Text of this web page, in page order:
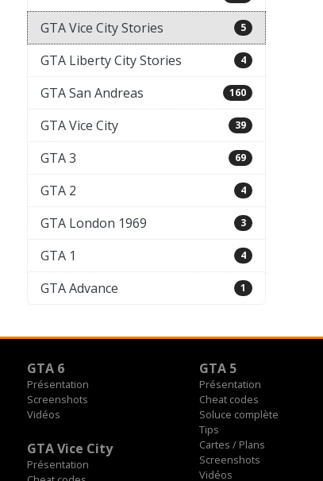
GTA Vice City Stories 5
GTA Liberty City Stories 4
GTA San Andreas 160
GTA Vice City 39
GTA 3 69
GTA 2 4
GTA London 1969 3
GTA 1 4
GTA Advance 1
GTA 6
Présentation
Screenshots
Vidéos
GTA 5
Présentation
Cheat codes
Soluce complète
Tips
Cartes / Plans
Screenshots
Vidéos
GTA Vice City
Présentation